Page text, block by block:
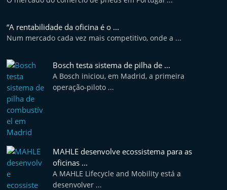
e
r
a
r
k
u
t
o
“A rentabilidade da oficina é o ...
Num mercado cada vez mais competitivo, onde a ...
Bosch testa sistema de pilha de ...
A Bosch iniciou, em Madrid, a primeira
operação-piloto ...
MAHLE desenvolve ecossistema para as
oficinas ...
A MAHLE Lifecycle and Mobility está a
desenvolver ...